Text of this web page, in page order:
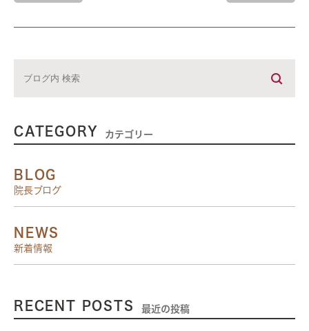
CATEGORY カテゴリー
BLOG
院長ブログ
NEWS
新着情報
RECENT POSTS 最近の投稿